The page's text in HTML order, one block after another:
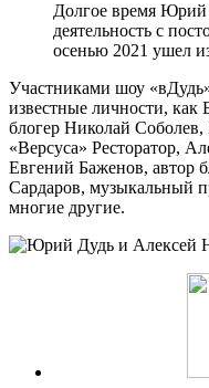
Долгое время
деятельность с
осенью 2021 ушел
Участниками шоу
известные личности,
блогер Николай
«Версуса» Ресторатор,
Евгений Баженов, автор
Сардаров, музыкальный
многие другие.